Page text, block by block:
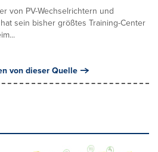
von PV-Wechselrichtern und
sein bisher größtes Training-Center
von dieser Quelle